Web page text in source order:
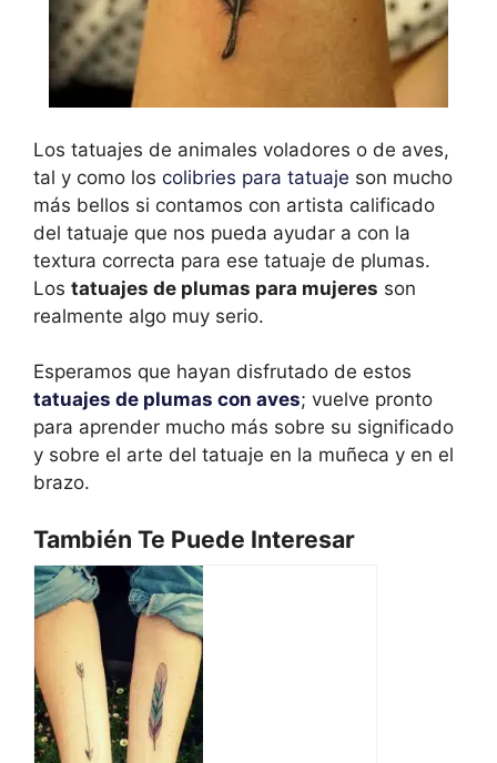
Los tatuajes de animales voladores o de aves,
tal y como los colibries para tatuaje son mucho
más bellos si contamos con artista calificado
del tatuaje que nos pueda ayudar a con la
textura correcta para ese tatuaje de plumas.
Los tatuajes de plumas para mujeres son
realmente algo muy serio.
Esperamos que hayan disfrutado de estos
tatuajes de plumas con aves; vuelve pronto
para aprender mucho más sobre su significado
y sobre el arte del tatuaje en la muñeca y en el
brazo.
También Te Puede Interesar